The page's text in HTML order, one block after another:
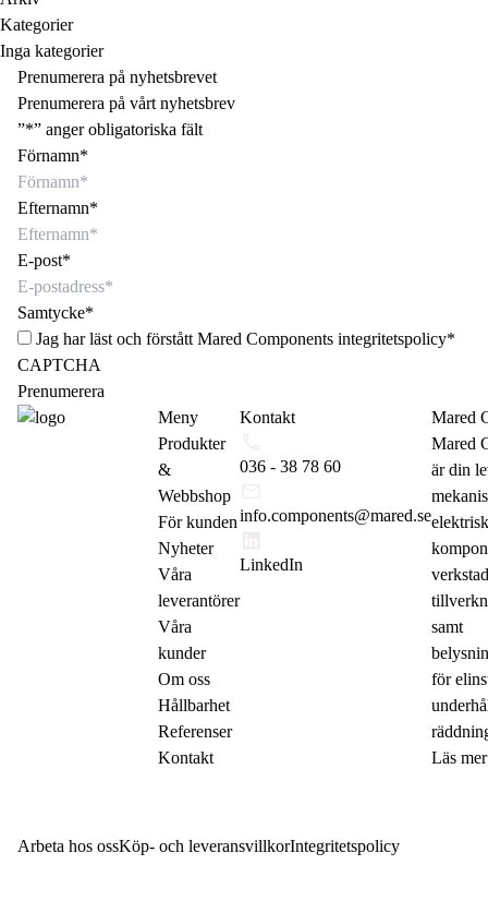
Kategorier
Inga kategorier
Prenumerera på nyhetsbrevet
Prenumerera på vårt nyhetsbrev
”*” anger obligatoriska fält
Förnamn*
Efternamn*
E-post*
Samtycke*
Jag har läst och förstått Mared Components integritetspolicy*
CAPTCHA
Meny
Produkter
&
Webbshop
För kunden
Nyheter
Våra
leverantörer
Våra
kunder
Om oss
Hållbarhet
Referenser
Kontakt
Kontakt
036 - 38 78 60
info.components@mared.se
LinkedIn
Mared
Mared
är din
samt
för
Läs
Arbeta hos ossKöp- och leveransvillkorIntegritetspolicy